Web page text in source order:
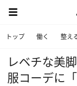
トップ 働く 整え
レベチな美
服コーデに